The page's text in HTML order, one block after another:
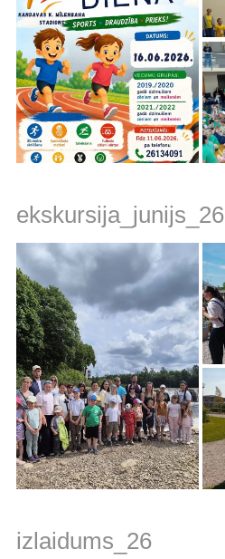
ekskursija_junijs_26
izlaidums_26